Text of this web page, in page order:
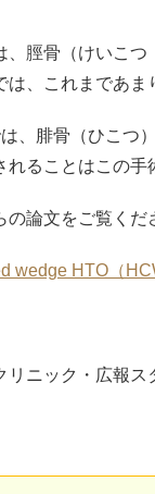
、脛骨（けいこ
は、これまであま
、腓骨（ひこつ
れることはこの手
論文をご覧くだ
wedge HTO（
リニック・広報ス